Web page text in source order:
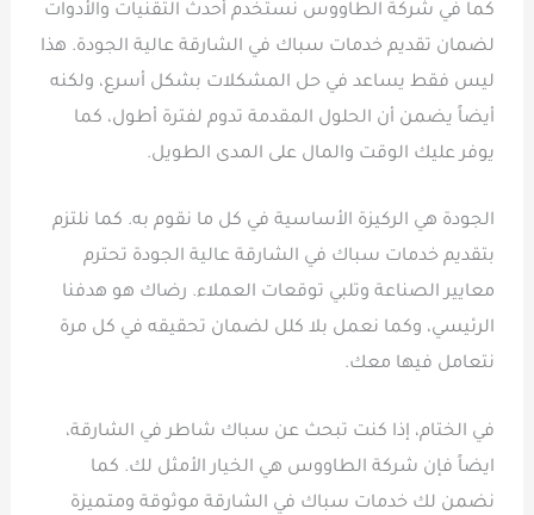
كما في شركة الطاووس نستخدم أحدث التقنيات والأدوات
لضمان تقديم خدمات سباك في الشارقة عالية الجودة. هذا
ليس فقط يساعد في حل المشكلات بشكل أسرع، ولكنه
أيضاً يضمن أن الحلول المقدمة تدوم لفترة أطول، كما
يوفر عليك الوقت والمال على المدى الطويل.
الجودة هي الركيزة الأساسية في كل ما نقوم به. كما نلتزم
بتقديم خدمات سباك في الشارقة عالية الجودة تحترم
معايير الصناعة وتلبي توقعات العملاء. رضاك هو هدفنا
الرئيسي، وكما نعمل بلا كلل لضمان تحقيقه في كل مرة
نتعامل فيها معك.
في الختام، إذا كنت تبحث عن سباك شاطر في الشارقة،
ايضاً فإن شركة الطاووس هي الخيار الأمثل لك. كما
نضمن لك خدمات سباك في الشارقة موثوقة ومتميزة